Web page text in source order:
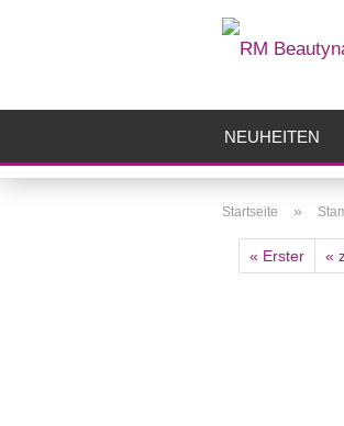
NEUHEITEN
Startseite »
« Erster «